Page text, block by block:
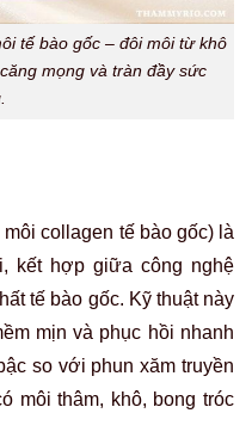
tế bào gốc – đôi môi từ khô
mọng và tràn đầy sức
collagen tế bào gốc) là
kết hợp giữa công nghệ
tế bào gốc. Kỹ thuật này
mịn và phục hồi nhanh
so với phun xăm truyền
môi thâm, khô, bong tróc